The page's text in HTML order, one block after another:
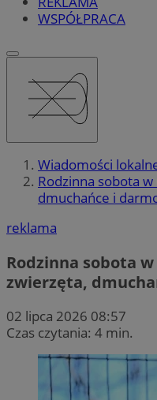
WSPÓŁPRACA
Wiadomości
Rodzinna sobota
dmuchańce i
reklama
Rodzinna sobota
zwierzęta,
02 lipca 2026 08:57
Czas czytania: 4 min.